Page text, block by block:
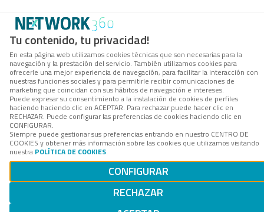
Tu contenido, tu privacidad!
En esta página web utilizamos cookies técnicas que son necesarias para la
navegación y la prestación del servicio. También utilizamos cookies para
ofrecerle una mejor experiencia de navegación, para facilitar la interacción con
nuestras funciones sociales y para permitirle recibir comunicaciones de
marketing que coincidan con sus hábitos de navegación e intereses.
Puede expresar su consentimiento a la instalación de cookies de perfiles
haciendo haciendo clic en ACEPTAR. Para rechazar puede hacer clic en
RECHAZAR. Puede configurar las preferencias de cookies haciendo clic en
CONFIGURAR.
Siempre puede gestionar sus preferencias entrando en nuestro CENTRO DE
COOKIES y obtener más información sobre las cookies que utilizamos visitando
nuestra POLÍTICA DE COOKIES.
CONFIGURAR
RECHAZAR